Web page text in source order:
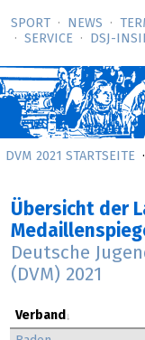
SPORT NEWS
SERVICE
DSJ-­
DVM 2021 STARTSEITE
Übersicht der
Deutsche
(DVM) 2021
Verband